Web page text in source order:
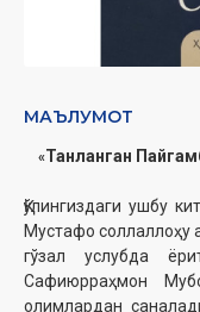
МАЪЛУМОТ
«Танланган
Қўлингиздаги ушбу
Мустафо соллаллоҳу
гўзал услубда
Сафиюрраҳмон
олимлардан